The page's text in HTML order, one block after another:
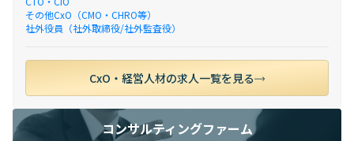
その他CxO（CMO・CHRO等）
社外役員（社外取締役/社外監査役）
CxO・経営人材の求人一覧を見る
コンサルティングファーム